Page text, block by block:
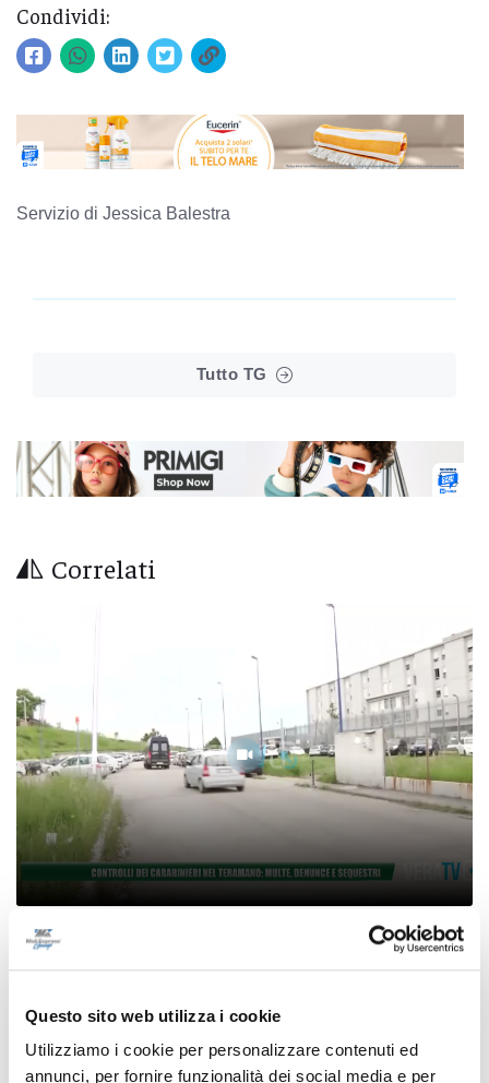
Questo sito web utilizza i cookie
Utilizziamo i cookie per personalizzare contenuti ed
annunci, per fornire funzionalità dei social media e per
Condividi:
Servizio di Jessica Balestra
Tutto TG
Correlati
Controlli dei carabinieri nel Teramano:
multe, denunce e sequestri